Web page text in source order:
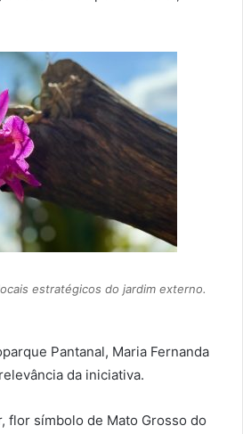
estratégicos do jardim externo.
Pantanal, Maria Fernanda
da iniciativa.
flor símbolo de Mato Grosso do